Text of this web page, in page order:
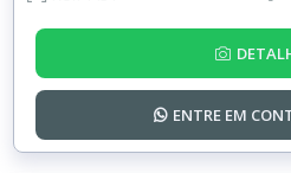
ENTRE EM